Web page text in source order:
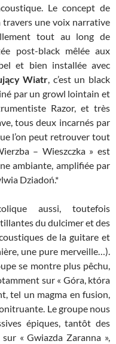
Le concept de
travers une voix narrative
tout au long de
post-black mêlée aux
et bien installée avec
Wiatr, c’est un black
par un growl lointain et
Razor, et très
tous deux incarnés par
l’on peut retrouver tout
– Wieszczka » est
ambiante, amplifiée par
Dziadoń.*
aussi, toutefois
du dulcimer et des
de la guitare et
une pure merveille…).
se montre plus pêchu,
sur « Góra, która
tel un magma en fusion,
Le groupe nous
épiques, tantôt des
« Gwiazda Zaranna »,